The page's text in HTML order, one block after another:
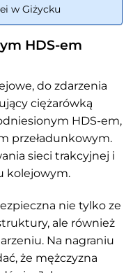
w Giżycku
HDS-em
do zdarzenia
ciężarówką
HDS-em,
przeładunkowym.
sieci trakcyjnej i
kolejowym.
nie tylko ze
ale również
Na nagraniu
że mężczyzna